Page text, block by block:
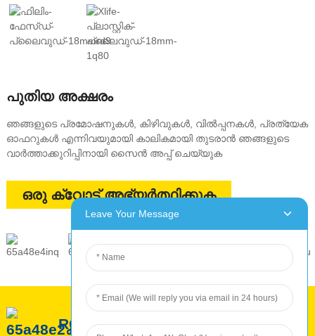
പുതിയ അക്ഷരം
ഞങ്ങളുടെ പ്രമോഷനുകൾ, കിഴിവുകൾ, വിൽപ്പനകൾ, പ്രത്യേക
ഓഫറുകൾ എന്നിവയുമായി കാലികമായി തുടരാൻ ഞങ്ങളുടെ
വാർത്താക്കുറിപ്പിനായി സൈൻ അപ്പ് ചെയ്യുക
ഒരു ക്വോട്ട് അഭ്യർത്ഥിക്കുക
ROC-യെ കുറിച്ച്
Leave Your Message